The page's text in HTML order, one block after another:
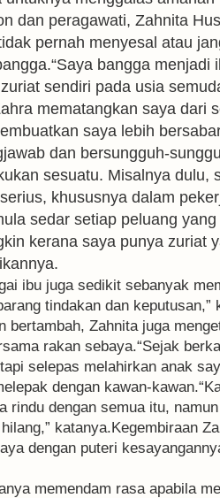
dan peragawati, Zahnita
pernah menyesal atau
bangga menjadi
sendiri pada usia
mematangkan saya dari
saya lebih
dan bersungguh-
sesuatu. Misalnya dulu,
khususnya dalam
sedar setiap peluang
kerana saya punya zuriat
ibu juga sedikit sebanyak
tindakan dan
bertambah, Zahnita juga
rakan sebaya.“Sejak
selepas melahirkan anak
dengan kawan-
rindu dengan semua itu,
katanya.Kegembiraan
dengan puteri
memendam rasa apabila